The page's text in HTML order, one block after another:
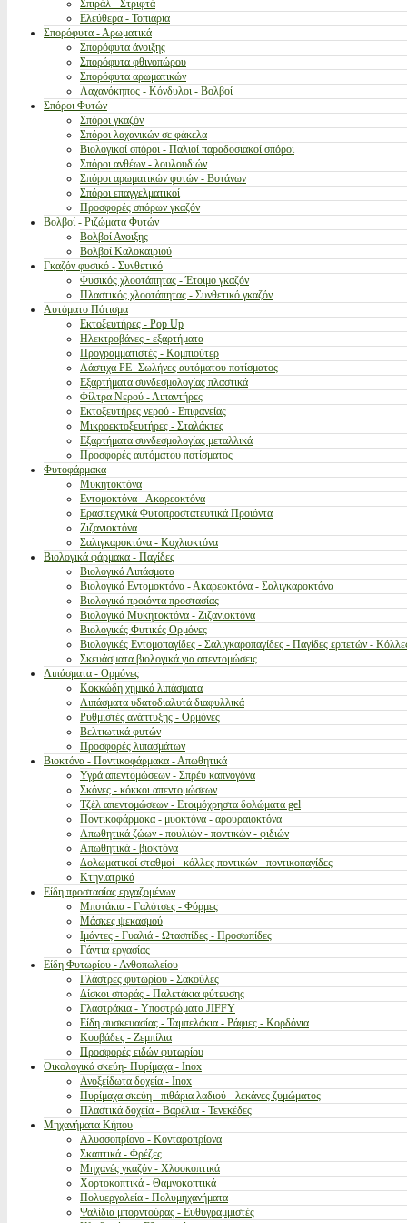
Σπιράλ - Στριφτά
Ελεύθερα - Τοπιάρια
Σπορόφυτα - Αρωματικά
Σπορόφυτα άνοιξης
Σπορόφυτα φθινοπώρου
Σπορόφυτα αρωματικών
Λαχανόκηπος - Κόνδυλοι - Βολβοί
Σπόροι Φυτών
Σπόροι γκαζόν
Σπόροι λαχανικών σε φάκελα
Βιολογικοί σπόροι - Παλιοί παραδοσιακοί σπόροι
Σπόροι ανθέων - λουλουδιών
Σπόροι αρωματικών φυτών - Βοτάνων
Σπόροι επαγγελματικοί
Προσφορές σπόρων γκαζόν
Βολβοί - Ριζώματα Φυτών
Βολβοί Ανοιξης
Βολβοί Καλοκαιριού
Γκαζόν φυσικό - Συνθετικό
Φυσικός χλοοτάπητας - Έτοιμο γκαζόν
Πλαστικός χλοοτάπητας - Συνθετικό γκαζόν
Αυτόματο Πότισμα
Εκτοξευτήρες - Pop Up
Ηλεκτροβάνες - εξαρτήματα
Προγραμματιστές - Κομπιούτερ
Λάστιχα PE- Σωλήνες αυτόματου ποτίσματος
Εξαρτήματα συνδεσμολογίας πλαστικά
Φίλτρα Νερού - Λιπαντήρες
Εκτοξευτήρες νερού - Επιφανείας
Μικροεκτοξευτήρες - Σταλάκτες
Εξαρτήματα συνδεσμολογίας μεταλλικά
Προσφορές αυτόματου ποτίσματος
Φυτοφάρμακα
Μυκητοκτόνα
Εντομοκτόνα - Ακαρεοκτόνα
Ερασιτεχνικά Φυτοπροστατευτικά Προιόντα
Ζιζανιοκτόνα
Σαλιγκαροκτόνα - Κοχλιοκτόνα
Βιολογικά φάρμακα - Παγίδες
Βιολογικά Λιπάσματα
Βιολογικά Εντομοκτόνα - Ακαρεοκτόνα - Σαλιγκαροκτόνα
Βιολογικά προιόντα προστασίας
Βιολογικά Μυκητοκτόνα - Ζιζανιοκτόνα
Βιολογικές Φυτικές Ορμόνες
Βιολογικές Εντομοπαγίδες - Σαλιγκαροπαγίδες - Παγίδες ερπετών -
Σκευάσματα βιολογικά για απεντομώσεις
Λιπάσματα - Ορμόνες
Κοκκώδη χημικά λιπάσματα
Λιπάσματα υδατοδιαλυτά διαφυλλικά
Ρυθμιστές ανάπτυξης - Ορμόνες
Βελτιωτικά φυτών
Προσφορές λιπασμάτων
Βιοκτόνα - Ποντικοφάρμακα - Απωθητικά
Υγρά απεντομώσεων - Σπρέυ καπνογόνα
Σκόνες - κόκκοι απεντομώσεων
Τζέλ απεντομώσεων - Ετοιμόχρηστα δολώματα gel
Ποντικοφάρμακα - μυοκτόνα - αρουραιοκτόνα
Απωθητικά ζώων - πουλιών - ποντικών - φιδιών
Απωθητικά - βιοκτόνα
Δολωματικοί σταθμοί - κόλλες ποντικών - ποντικοπαγίδες
Κτηνιατρικά
Είδη προστασίας εργαζομένων
Μποτάκια - Γαλότσες - Φόρμες
Μάσκες ψεκασμού
Ιμάντες - Γυαλιά - Ωτασπίδες - Προσωπίδες
Γάντια εργασίας
Είδη Φυτωρίου - Ανθοπωλείου
Γλάστρες φυτωρίου - Σακούλες
Δίσκοι σποράς - Παλετάκια φύτευσης
Γλαστράκια - Υποστρώματα JIFFY
Είδη συσκευασίας - Ταμπελάκια - Ράφιες - Κορδόνια
Κουβάδες - Ζεμπίλια
Προσφορές ειδών φυτωρίου
Οικολογικά σκεύη- Πυρίμαχα - Inox
Ανοξείδωτα δοχεία - Inox
Πυρίμαχα σκεύη - πιθάρια λαδιού - λεκάνες ζυμώματος
Πλαστικά δοχεία - Βαρέλια - Τενεκέδες
Μηχανήματα Κήπου
Αλυσσοπρίονα - Κονταροπρίονα
Σκαπτικά - Φρέζες
Μηχανές γκαζόν - Χλοοκοπτικά
Χορτοκοπτικά - Θαμνοκοπτικά
Πολυεργαλεία - Πολυμηχανήματα
Ψαλίδια μπορντούρας - Ευθυγραμμιστές